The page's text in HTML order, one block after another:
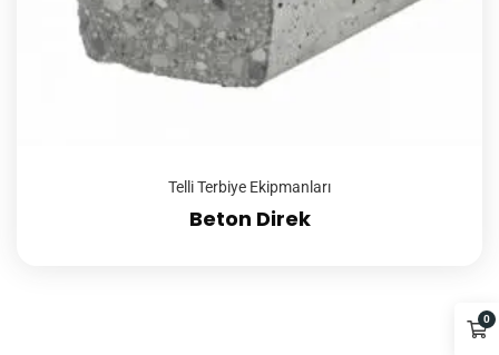
Telli Terbiye Ekipmanları
Beton Direk
0